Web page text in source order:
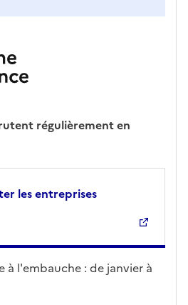
régulièrement en
les entreprises
à l'embauche : de janvier à